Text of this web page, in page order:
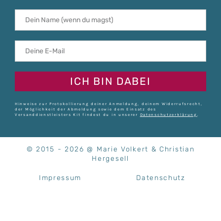
ICH BIN DABEI
Hinweise zur Protokollierung deiner Anmeldung, deinem Widerrufsrecht,
der Möglichkeit der Abmeldung sowie dem Einsatz des
Versanddienstleisters Kit findest du in unserer Datenschutzerklärung .
© 2015 - 2026 @ Marie Volkert & Christian
Hergesell
Impressum Datenschutz